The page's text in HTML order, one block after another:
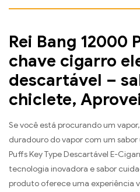
Rei Bang 12000
chave cigarro
descartável –
chiclete,
Se você está procurando um
duradouro do vapor com um
Puffs Key Type Descartável E-
tecnologia inovadora e sabor
produto oferece uma experiência